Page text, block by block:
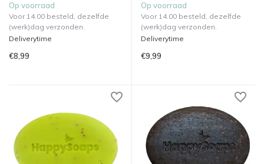
Op voorraad
Voor 14.00 besteld, dezelfde
(werk)dag verzonden.
Deliverytime
€8,99
Op voorraad
Voor 14.00 besteld, dezelfde
(werk)dag verzonden.
Deliverytime
€9,99